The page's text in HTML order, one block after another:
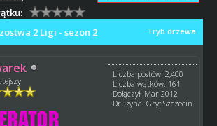
Tryb drzewa
2 Ligi - sezon 2
Liczba postów: 2,400
Liczba wątków: 161
Dołączył: Mar 2012
Drużyna: Gryf Szczecin